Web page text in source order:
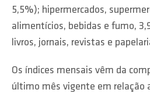
5,5%); hipermercados,
alimentícios, bebidas e fumo,
livros, jornais, revistas e
Os índices mensais vêm da
último mês vigente em relação